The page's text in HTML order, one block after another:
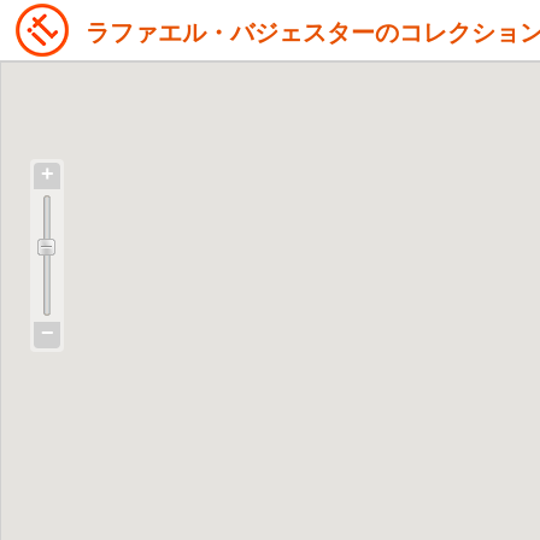
ラファエル・バジェスターのコレクショ
+
−